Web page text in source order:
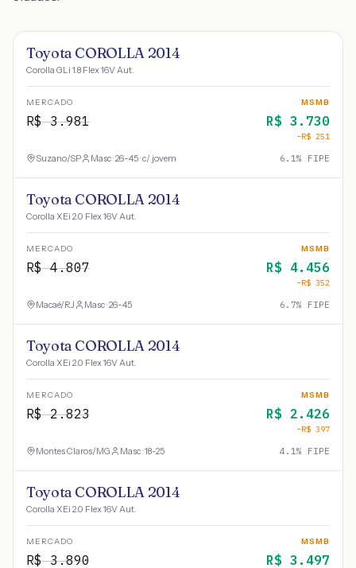
Toyota COROLLA 2014
Corolla GLi 1.8 Flex 16V Aut.
MERCADO
R$3.981
MSMB
R$ 3.730
−R$ 251
Suzano/SP Masc · 26-45 · c/ jovem 6.1% FIPE
Toyota COROLLA 2014
Corolla XEi 2.0 Flex 16V Aut.
MERCADO
R$4.807
MSMB
R$ 4.456
−R$ 352
Macaé/RJ Masc · 26-45 6.7% FIPE
Toyota COROLLA 2014
Corolla XEi 2.0 Flex 16V Aut.
MERCADO
R$2.823
MSMB
R$ 2.426
−R$ 397
Montes Claros/MG Masc · 18-25 4.1% FIPE
Toyota COROLLA 2014
Corolla XEi 2.0 Flex 16V Aut.
MERCADO
R$3.890
MSMB
R$ 3.497